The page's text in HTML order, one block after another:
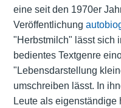
eine seit den 1970er
Veröffentlichung
"Herbstmilch" lässt sich
bedientes Textgenre
"Lebensdarstellung
umschreiben lässt. In
Leute als